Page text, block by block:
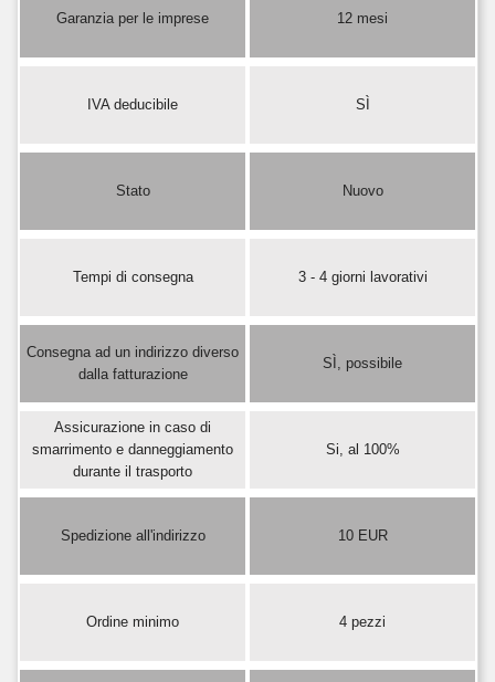
Garanzia per le imprese 12 mesi
IVA deducibile SÌ
Stato Nuovo
Tempi di consegna 3 - 4 giorni lavorativi
Consegna ad un indirizzo diverso
dalla fatturazione
SÌ, possibile
Assicurazione in caso di
smarrimento e danneggiamento
durante il trasporto
Si, al 100%
Spedizione all'indirizzo 10 EUR
Ordine minimo 4 pezzi